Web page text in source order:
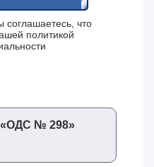
соглашаетесь, что
политикой
«‎ОДС № 298»‎